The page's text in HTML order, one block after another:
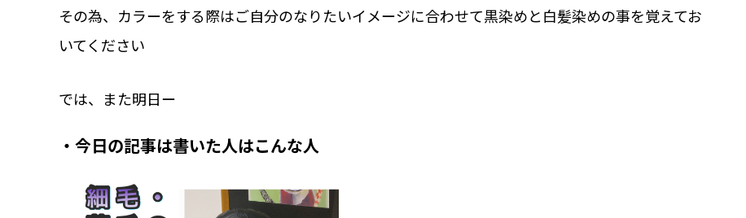
その為、カラーをする際はご自分のなりたいイメージに合わせて黒染めと白髪染めの事を覚えてお
いてください
では、また明日ー
今日の記事は書いた人はこんな人